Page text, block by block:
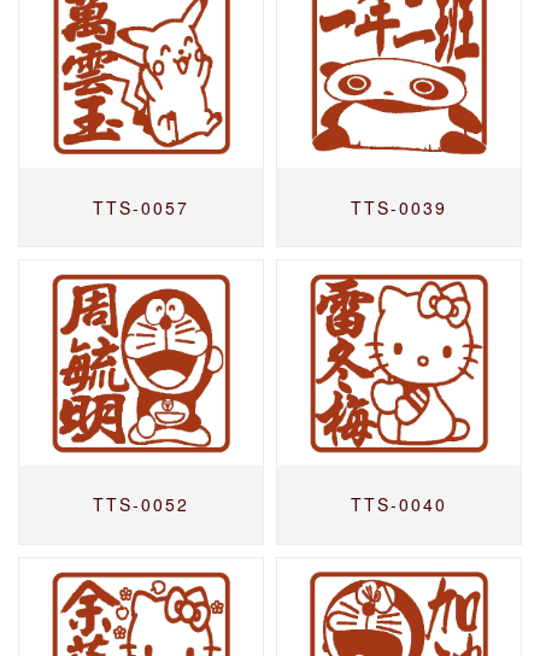
TTS-0057 TTS-0039
TTS-0052 TTS-0040